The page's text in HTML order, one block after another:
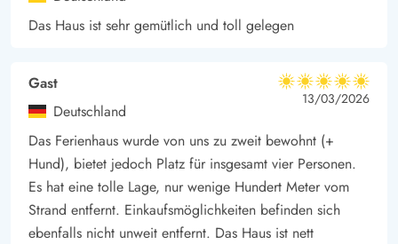
Das Haus ist sehr gemütlich und toll gelegen
Gast
Deutschland
5 von 5
5 von 5
5 out of 5
13/03/2026
Das Ferienhaus wurde von uns zu zweit bewohnt (+
Hund), bietet jedoch Platz für insgesamt vier Personen.
Es hat eine tolle Lage, nur wenige Hundert Meter vom
Strand entfernt. Einkaufsmöglichkeiten befinden sich
ebenfalls nicht unweit entfernt. Das Haus ist nett